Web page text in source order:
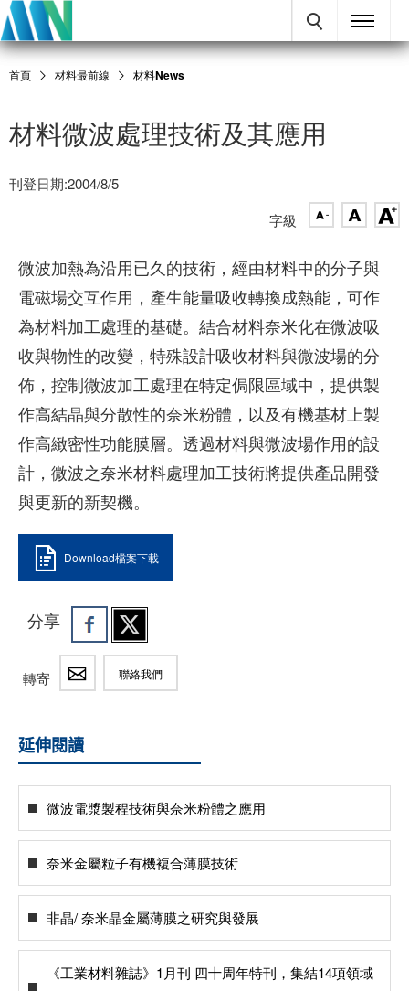
首頁 材料最前線 材料News
材料微波處理技術及其應用
刊登日期:2004/8/5
字級
微波加熱為沿用已久的技術，經由材料中的分子與
電磁場交互作用，產生能量吸收轉換成熱能，可作
為材料加工處理的基礎。結合材料奈米化在微波吸
收與物性的改變，特殊設計吸收材料與微波場的分
佈，控制微波加工處理在特定侷限區域中，提供製
作高結晶與分散性的奈米粉體，以及有機基材上製
作高緻密性功能膜層。透過材料與微波場作用的設
計，微波之奈米材料處理加工技術將提供產品開發
與更新的新契機。
Download檔案下載
分享
轉寄 聯絡我們
延伸閱讀
微波電漿製程技術與奈米粉體之應用
奈米金屬粒子有機複合薄膜技術
非晶/ 奈米晶金屬薄膜之研究與發展
《工業材料雜誌》1月刊 四十周年特刊，集結14項領域